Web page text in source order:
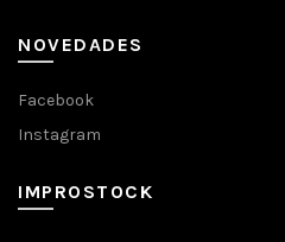
NOVEDADES
Facebook
Instagram
IMPROSTOCK